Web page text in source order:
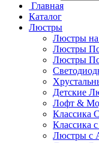
Главная
Каталог
Люстры
Люстры
Люстры
Люстры
Детские
Лофт &
Классика
Классика
Люстры с